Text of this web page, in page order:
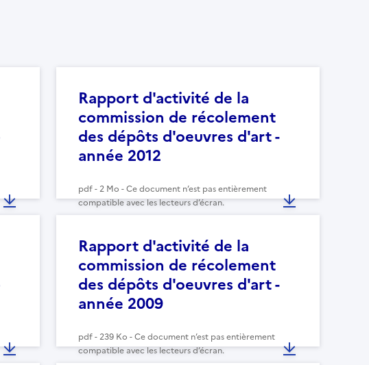
Rapport d'activité de la
commission de récolement
des dépôts d'oeuvres d'art -
année 2012
pdf - 2 Mo - Ce document n’est pas entièrement
compatible avec les lecteurs d’écran.
Rapport d'activité de la
commission de récolement
des dépôts d'oeuvres d'art -
année 2009
pdf - 239 Ko - Ce document n’est pas entièrement
compatible avec les lecteurs d’écran.